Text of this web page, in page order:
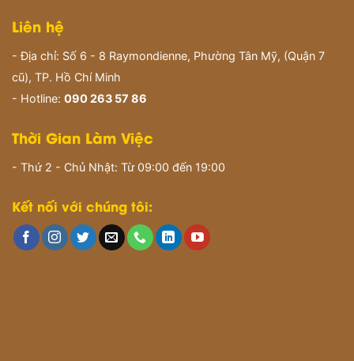
Liên hệ
- Địa chỉ: Số 6 - 8 Raymondienne, Phường Tân Mỹ, (Quận 7
cũ), TP. Hồ Chí Minh
- Hotline: 090 263 57 86
Thời Gian Làm Việc
- Thứ 2 - Chủ Nhật: Từ 09:00 đến 19:00
Kết nối với chúng tôi: